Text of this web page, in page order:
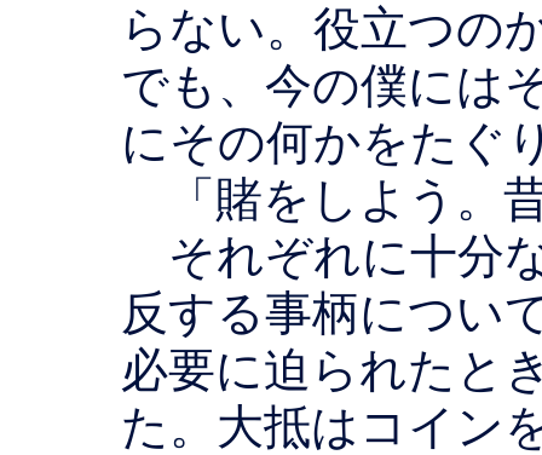
らない。役立つの
でも、今の僕には
にその何かをたぐ
「賭をしよう。
それぞれに十分
反する事柄につい
必要に迫られたと
た。大抵はコイン